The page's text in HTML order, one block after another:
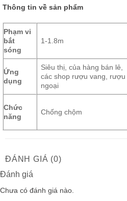
Thông tin về sản phẩm
Phạm vi
bắt
sóng
1-1.8m
Ứng
dụng
Siêu thị, của hàng bán lẻ,
các shop rượu vang, rượu
ngoại
Chức
năng
Chống chộm
ĐÁNH GIÁ (0)
Đánh giá
Chưa có đánh giá nào.